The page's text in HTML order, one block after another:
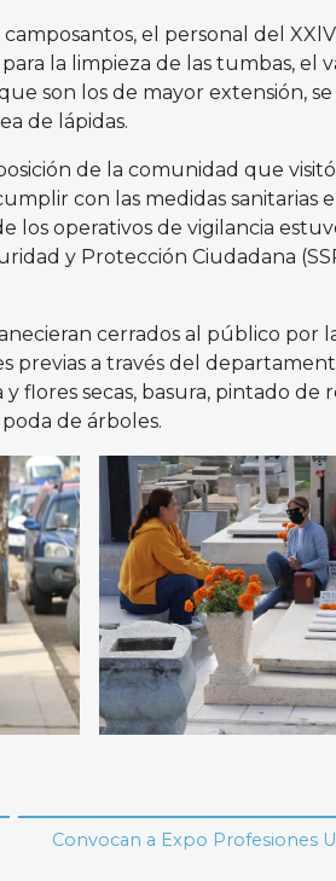
el personal del
la limpieza de las tumbas, el
son los de mayor extensión,
de lápidas.
de la comunidad que visitó
con las medidas sanitarias
los operativos de vigilancia
y Protección Ciudadana
cerrados al público por
previas a través del
flores secas, basura, pintado de
de árboles.
Convocan a Expo Profesiones